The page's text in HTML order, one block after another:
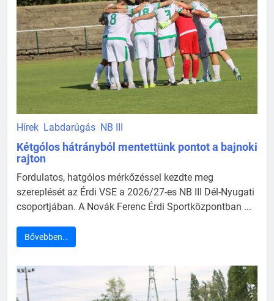
Hírek Labdarúgás NB III
Kétgólos hátrányból mentettünk pontot a bajnoki
rajton
Fordulatos, hatgólos mérkőzéssel kezdte meg
szereplését az Érdi VSE a 2026/27-es NB III Dél-Nyugati
csoportjában. A Novák Ferenc Érdi Sportközpontban ...
Bővebben…